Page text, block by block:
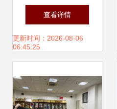
年宫”，架起孩
子“圆梦桥”
查看详情
更新时间：2026-08-06
06:45:25